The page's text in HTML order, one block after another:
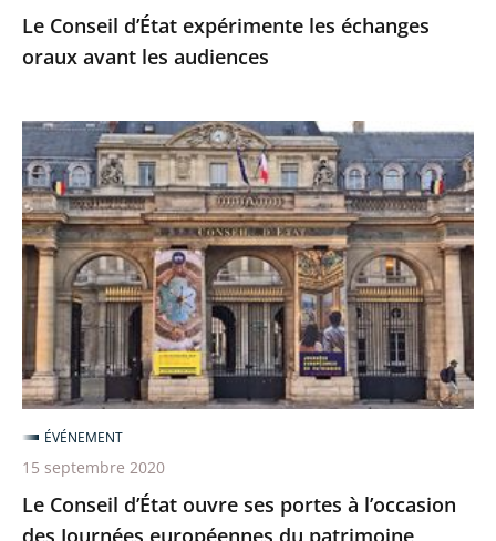
Le Conseil d’État expérimente les échanges
oraux avant les audiences
Le
Conseil
d’État
ouvre
ses
portes
à
l’occasion
des
Journées
européennes
du
patrimoine
Le Conseil d’État ouvre ses portes à l’occasion
des Journées européennes du patrimoine
ÉVÉNEMENT
15 septembre 2020